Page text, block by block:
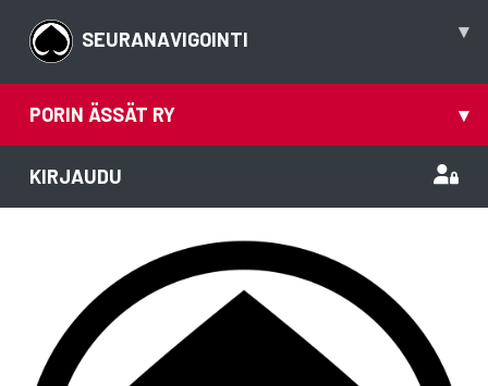
SEURANAVIGOINTI ▾
PORIN ÄSSÄT RY ▾
KIRJAUDU